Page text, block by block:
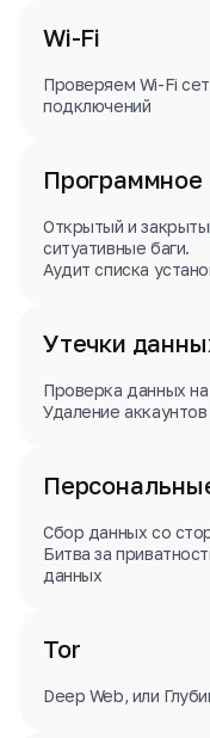
Wi-Fi
Проверяем Wi-Fi
подключений
Программное
Открытый и
ситуативные баги.
Аудит списка
Утечки
Проверка данных
Удаление аккаунтов
Сбор данных со
Битва за
данных
Tor
Deep Web, или